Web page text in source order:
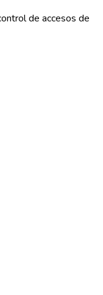
de accesos de